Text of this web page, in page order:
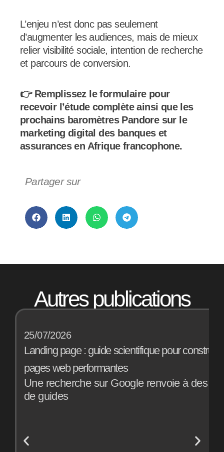
L’enjeu n’est donc pas seulement
d’augmenter les audiences, mais de mieux
relier visibilité sociale, intention de recherche
et parcours de conversion.
👉 Remplissez le formulaire pour
recevoir l’étude complète ainsi que les
prochains baromètres Pandore sur le
marketing digital des banques et
assurances en Afrique francophone.
Partager sur
Autres publications
25/07/2026
Landing page : guide scientifique pour
pages web performantes
Une recherche sur Google renvoie à des
de guides